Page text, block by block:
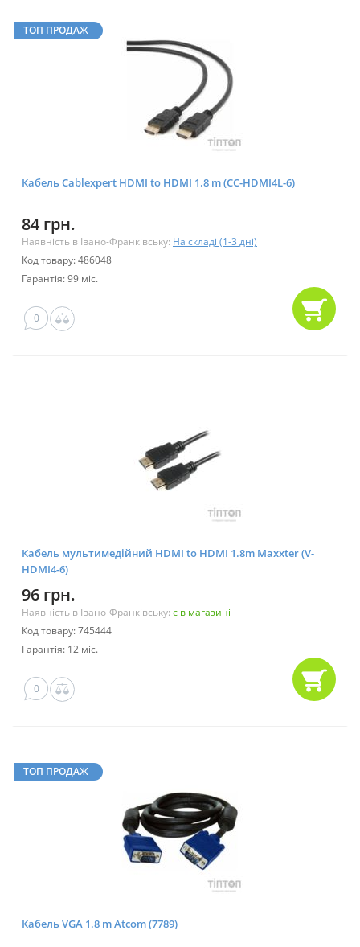
ТОП ПРОДАЖ
Кабель Cablexpert HDMI to HDMI 1.8 m (CC-HDMI4L-6)
84 грн.
Наявність в Івано-Франківську: На складі (1-3 дні)
Код товару: 486048
Гарантія: 99 міс.
0
Кабель мультимедійний HDMI to HDMI 1.8m Maxxter (V-
HDMI4-6)
96 грн.
Наявність в Івано-Франківську: є в магазині
Код товару: 745444
Гарантія: 12 міс.
0
ТОП ПРОДАЖ
Кабель VGA 1.8 m Atcom (7789)